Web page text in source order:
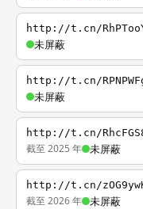
http://t.cn/
未屏蔽
http://t.cn/
未屏蔽
http://t.cn/
截至 2025 年 未屏蔽
http://t.cn/
截至 2026 年 未屏蔽